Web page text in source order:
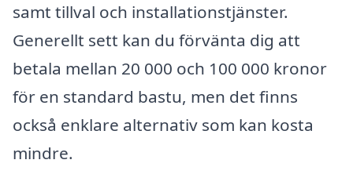
samt tillval och installationstjänster.
Generellt sett kan du förvänta dig att
betala mellan 20 000 och 100 000 kronor
för en standard bastu, men det finns
också enklare alternativ som kan kosta
mindre.